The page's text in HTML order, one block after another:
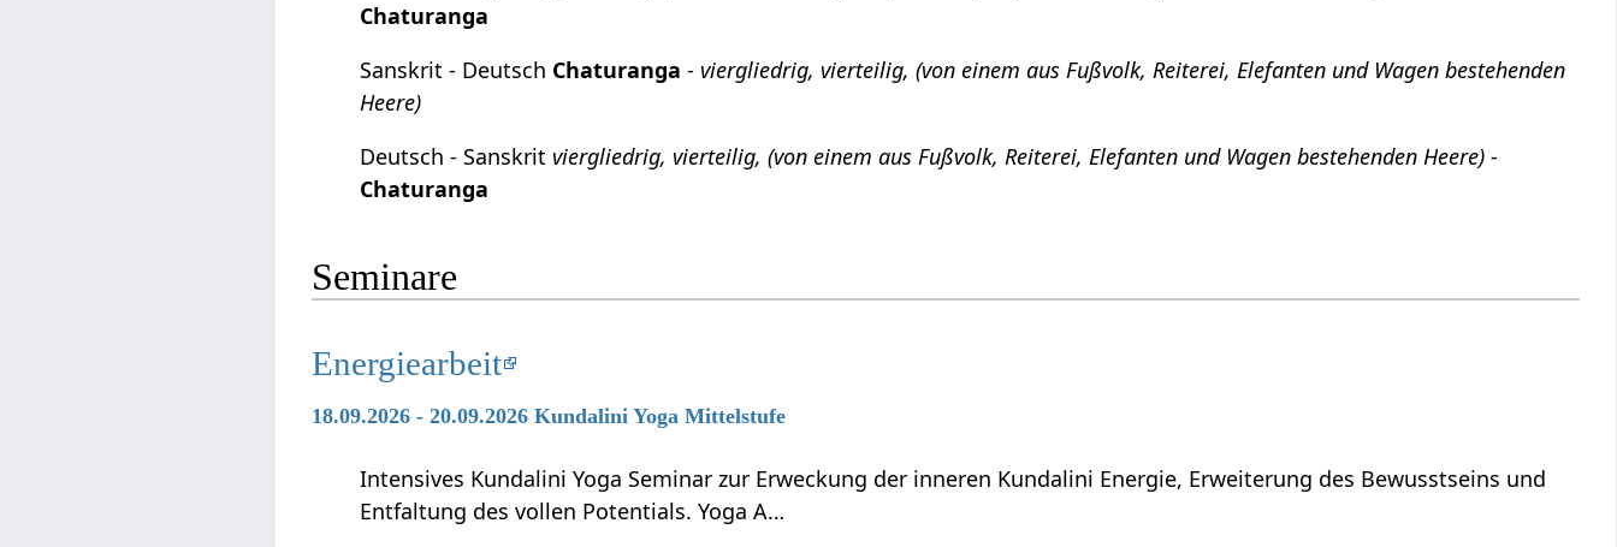
Chaturanga
Sanskrit - Deutsch Chaturanga - viergliedrig, vierteilig, (von einem aus Fußvolk, Reiterei, Elefanten und Wagen bestehenden
Heere)
Deutsch - Sanskrit viergliedrig, vierteilig, (von einem aus Fußvolk, Reiterei, Elefanten und Wagen bestehenden Heere) -
Chaturanga
Seminare
Energiearbeit
18.09.2026 - 20.09.2026 Kundalini Yoga Mittelstufe
Intensives Kundalini Yoga Seminar zur Erweckung der inneren Kundalini Energie, Erweiterung des Bewusstseins und
Entfaltung des vollen Potentials. Yoga A…